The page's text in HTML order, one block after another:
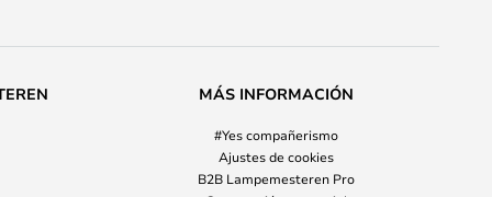
MÁS INFORMACIÓN
#Yes compañerismo
Ajustes de cookies
B2B Lampemesteren Pro